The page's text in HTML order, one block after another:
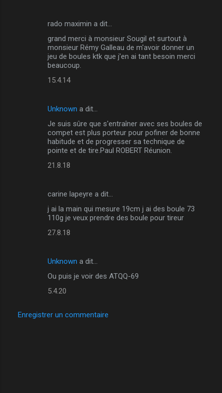
rado maximin a dit…
grand merci à monsieur Sougil et surtout à
monsieur Rémy Galleau de m'avoir donner un
jeu de boules ktk que j'en ai tant besoin merci
beaucoup.
15.4.14
Unknown a dit…
Je suis sûre que s'entraîner avec ses boules de
compet est plus porteur pour pofiner de bonne
habitude et de progresser sa technique de
pointe et de tire.Paul ROBERT Réunion.
21.8.18
carine lapeyre a dit…
j ai la main qui mesure 19cm j ai des boule 73
110g je veux prendre des boule pour tireur
27.8.18
Unknown a dit…
Ou puis je voir des ATQQ-69
5.4.20
Enregistrer un commentaire